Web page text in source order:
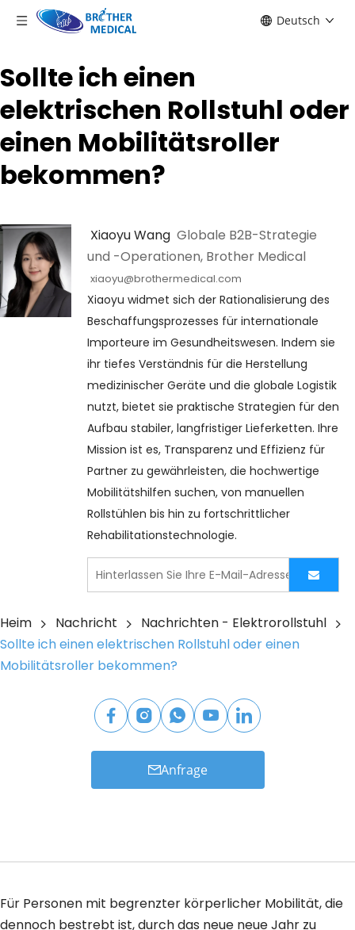
Deutsch
Sollte ich einen
elektrischen Rollstuhl oder
einen Mobilitätsroller
bekommen?
Xiaoyu Wang Globale B2B-Strategie
und -Operationen, Brother Medical
xiaoyu@brothermedical.com
Xiaoyu widmet sich der Rationalisierung des
Beschaffungsprozesses für internationale
Importeure im Gesundheitswesen. Indem sie
ihr tiefes Verständnis für die Herstellung
medizinischer Geräte und die globale Logistik
nutzt, bietet sie praktische Strategien für den
Aufbau stabiler, langfristiger Lieferketten. Ihre
Mission ist es, Transparenz und Effizienz für
Partner zu gewährleisten, die hochwertige
Mobilitätshilfen suchen, von manuellen
Rollstühlen bis hin zu fortschrittlicher
Rehabilitationstechnologie.
Heim Nachricht
Nachrichten - Elektrorollstuhl
Sollte ich einen elektrischen Rollstuhl oder einen
Mobilitätsroller bekommen?
Anfrage
Für Personen mit begrenzter körperlicher Mobilität, die
dennoch bestrebt ist, durch das neue neue Jahr zu